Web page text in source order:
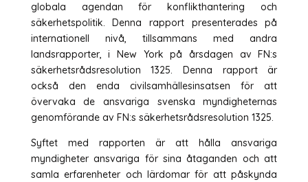
globala agendan för konflikthantering och
säkerhetspolitik. Denna rapport presenterades på
internationell nivå, tillsammans med andra
landsrapporter, i New York på årsdagen av FN:s
säkerhetsrådsresolution 1325. Denna rapport är
också den enda civilsamhällesinsatsen för att
övervaka de ansvariga svenska myndigheternas
genomförande av FN:s säkerhetsrådsresolution 1325.
Syftet med rapporten är att hålla ansvariga
myndigheter ansvariga för sina åtaganden och att
samla erfarenheter och lärdomar för att påskynda